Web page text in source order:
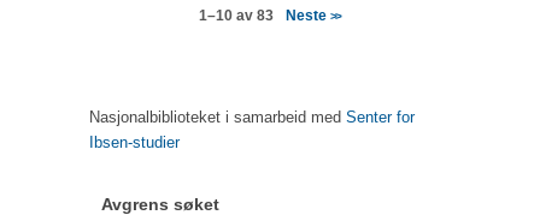
1–10 av 83 Neste>>
Nasjonalbiblioteket i samarbeid med Senter for
Ibsen-studier
Avgrens søket